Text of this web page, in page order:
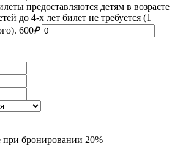
предоставляются детям в возрасте
до 4-х лет билет не требуется (1
600₽
при бронировании 20%